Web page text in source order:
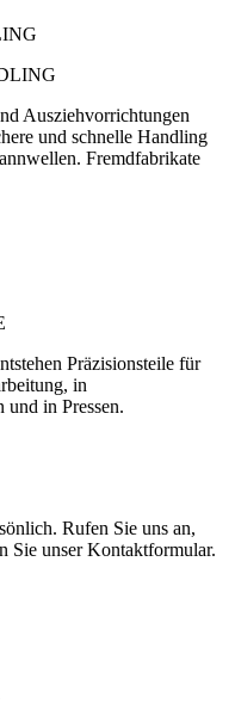
Ausziehvorrichtungen
und schnelle Handling
Fremdfabrikate
Präzisionsteile für
in
und in Pressen.
Rufen Sie uns an,
Sie unser Kontaktformular.